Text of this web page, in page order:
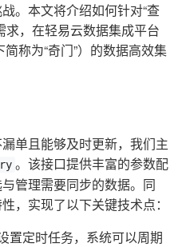
。本文将介绍如何针对“查
求，在轻易云数据集成平台
称为“奇门”）的数据高效集
单且能够及时更新，我们主
。该接口提供丰富的参数配
管理需要同步的数据。同
，实现了以下关键技术点：
置定时任务，系统可以周期